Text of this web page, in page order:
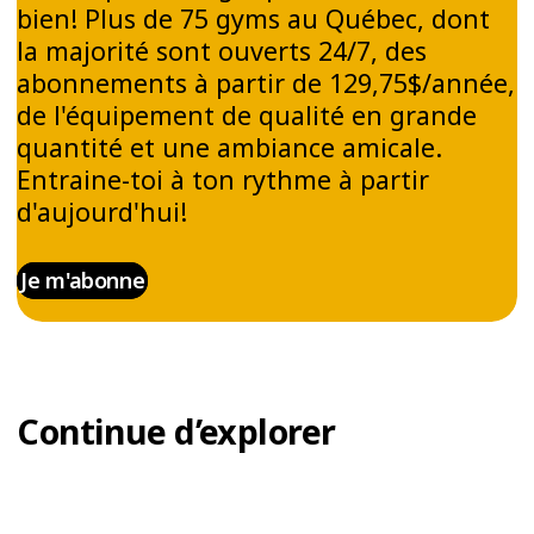
BIEN-ÊTRE MENTAL
En plus de ses bienfaits physiques,
l’entraînement sur vélo intérieur comme le
VELOCYCLE™ est un excellent moyen de réduire
ton stress. En combinant une musique
dynamique et un effort physique soutenu, cette
activité t’aide à libérer des endorphines,
améliorant ainsi l'humeur et l'énergie de chacun.
Un bon entraînement de vélo intérieur peut
UN ENTRAÎNEMENT
bien! Plus de 75 gyms au Québec, dont
la majorité sont ouverts 24/7, des
abonnements à partir de 129,75$/année,
de l'équipement de qualité en grande
quantité et une ambiance amicale.
Entraine-toi à ton rythme à partir
d'aujourd'hui!
Je m'abonne
Continue d’explorer